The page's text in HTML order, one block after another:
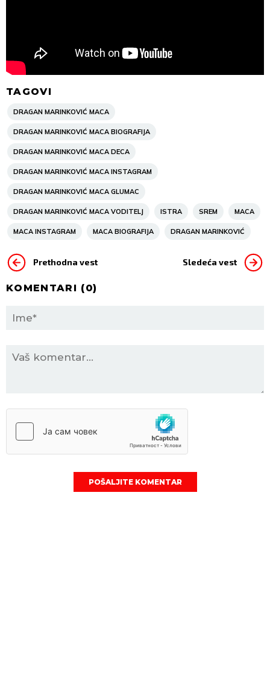
TAGOVI
DRAGAN MARINKOVIĆ MACA
DRAGAN MARINKOVIĆ MACA BIOGRAFIJA
DRAGAN MARINKOVIĆ MACA DECA
DRAGAN MARINKOVIĆ MACA INSTAGRAM
DRAGAN MARINKOVIĆ MACA GLUMAC
DRAGAN MARINKOVIĆ MACA VODITELJ ISTRA SREM MACA
MACA INSTAGRAM MACA BIOGRAFIJA DRAGAN MARINKOVIĆ
Prethodna vest Sledeća vest
KOMENTARI (0)
POŠALJITE KOMENTAR